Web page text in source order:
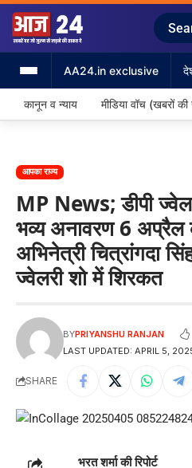
AA24.in exclusive
कानून व न्याय मीडिया वॉच (खबरों
आपका राज्य
MP News; डीपी
भव्य अनावरण 6 अप्रैल
अभिनेत्री चित्रांगदा
ज्वेलरी शो में शिरकत
LAST UPDATED: APRIL 5,
BYPRIYANSHU RANJAN
SHARE
भरत शर्मा की रिपोर्ट